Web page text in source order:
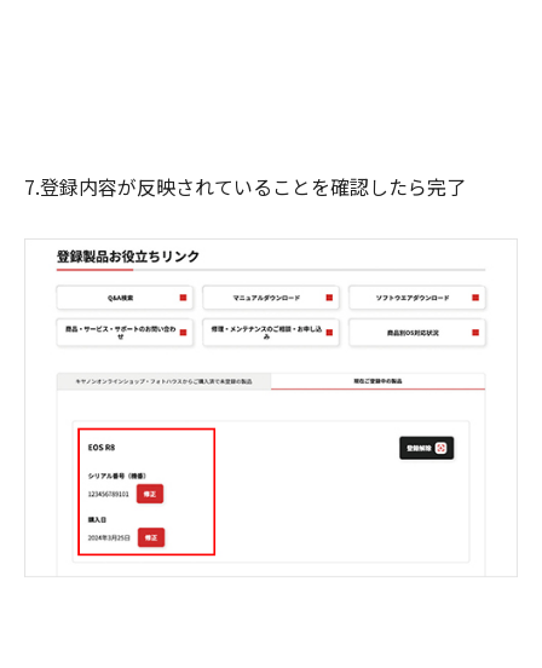
7.登録内容が反映されていることを確認したら完了